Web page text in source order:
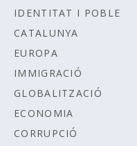
IDENTITAT I POBLE
CATALUNYA
EUROPA
IMMIGRACIÓ
GLOBALITZACIÓ
ECONOMIA
CORRUPCIÓ